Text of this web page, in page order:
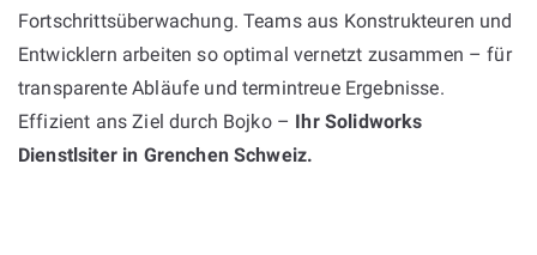
Fortschrittsüberwachung. Teams aus Konstrukteuren und
Entwicklern arbeiten so optimal vernetzt zusammen – für
transparente Abläufe und termintreue Ergebnisse.
Effizient ans Ziel durch Bojko – Ihr Solidworks
Dienstlsiter in Grenchen Schweiz.